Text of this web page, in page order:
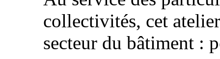
collectivités, cet
secteur du bâtiment :